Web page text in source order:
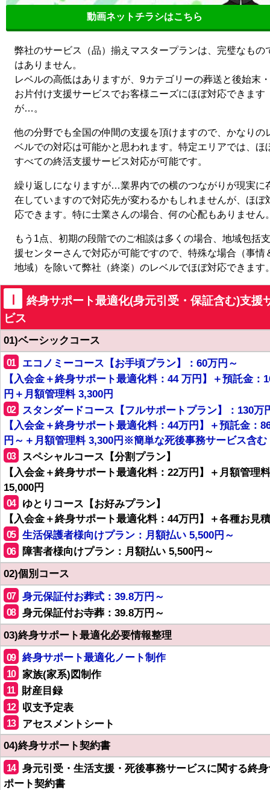
動画ネットチラシはこちら
弊社のサービス（品）揃えマスタープランは、完璧なもの
はありません。
レベルの高低はありますが、9カテゴリーの葬送と後始末・
お片付け支援サービスでお客様ニーズにほぼ対応できます
が…。
他の分野でも全国の仲間の支援を頂けますので、かなりの
ベルでの対応は可能かと思われます。特定エリアでは、ほ
すべての終活支援サービス対応が可能です。
繰り返しになりますが…業界内での横のつながりが現実に
在していますので対応先が変わるかもしれませんが、ほぼ
応できます。特に士業さんの場合、何の心配もありません
もう1点、初期の段階でのご相談は多くの場合、地域包括支
援センターさんで対応が可能ですので、特殊な場合（事情
地域）を除いて弊社（終楽）のレベルでほぼ対応できます
Ⅰ
終身サポート最適化(身元引受・保証含む)支援
ビス
01)ベーシックコース
01
エコノミーコース【お手頃プラン】：60万円～
【入会金＋終身サポート最適化料：44 万円】＋預託金：
円＋月額管理料 3,300円
02
スタンダードコース【フルサポートプラン】：130万
【入会金＋終身サポート最適化料：44万円】＋預託金：
円～＋月額管理料 3,300円※簡単な死後事務サービス含む
03
スペシャルコース【分割プラン】
【入会金＋終身サポート最適化料：22万円】＋月額管理料
15,000円
04
ゆとりコース【お好みプラン】
【入会金＋終身サポート最適化料：44万円】＋各種お見
05 生活保護者様向けプラン：月額払い 5,500円～
06
障害者様向けプラン：月額払い 5,500円～
02)個別コース
07 身元保証付お葬式：39.8万円～
08
身元保証付お寺葬：39.8万円～
03)終身サポート最適化必要情報整理
09 終身サポート最適化ノート制作
10 家族(家系)図制作
11 財産目録
12 収支予定表
13
アセスメントシート
04)終身サポート契約書
14
身元引受・生活支援・死後事務サービスに関する終
ポート契約書